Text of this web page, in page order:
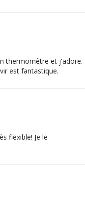
thermomètre et j'adore.
est fantastique.
flexible! Je le